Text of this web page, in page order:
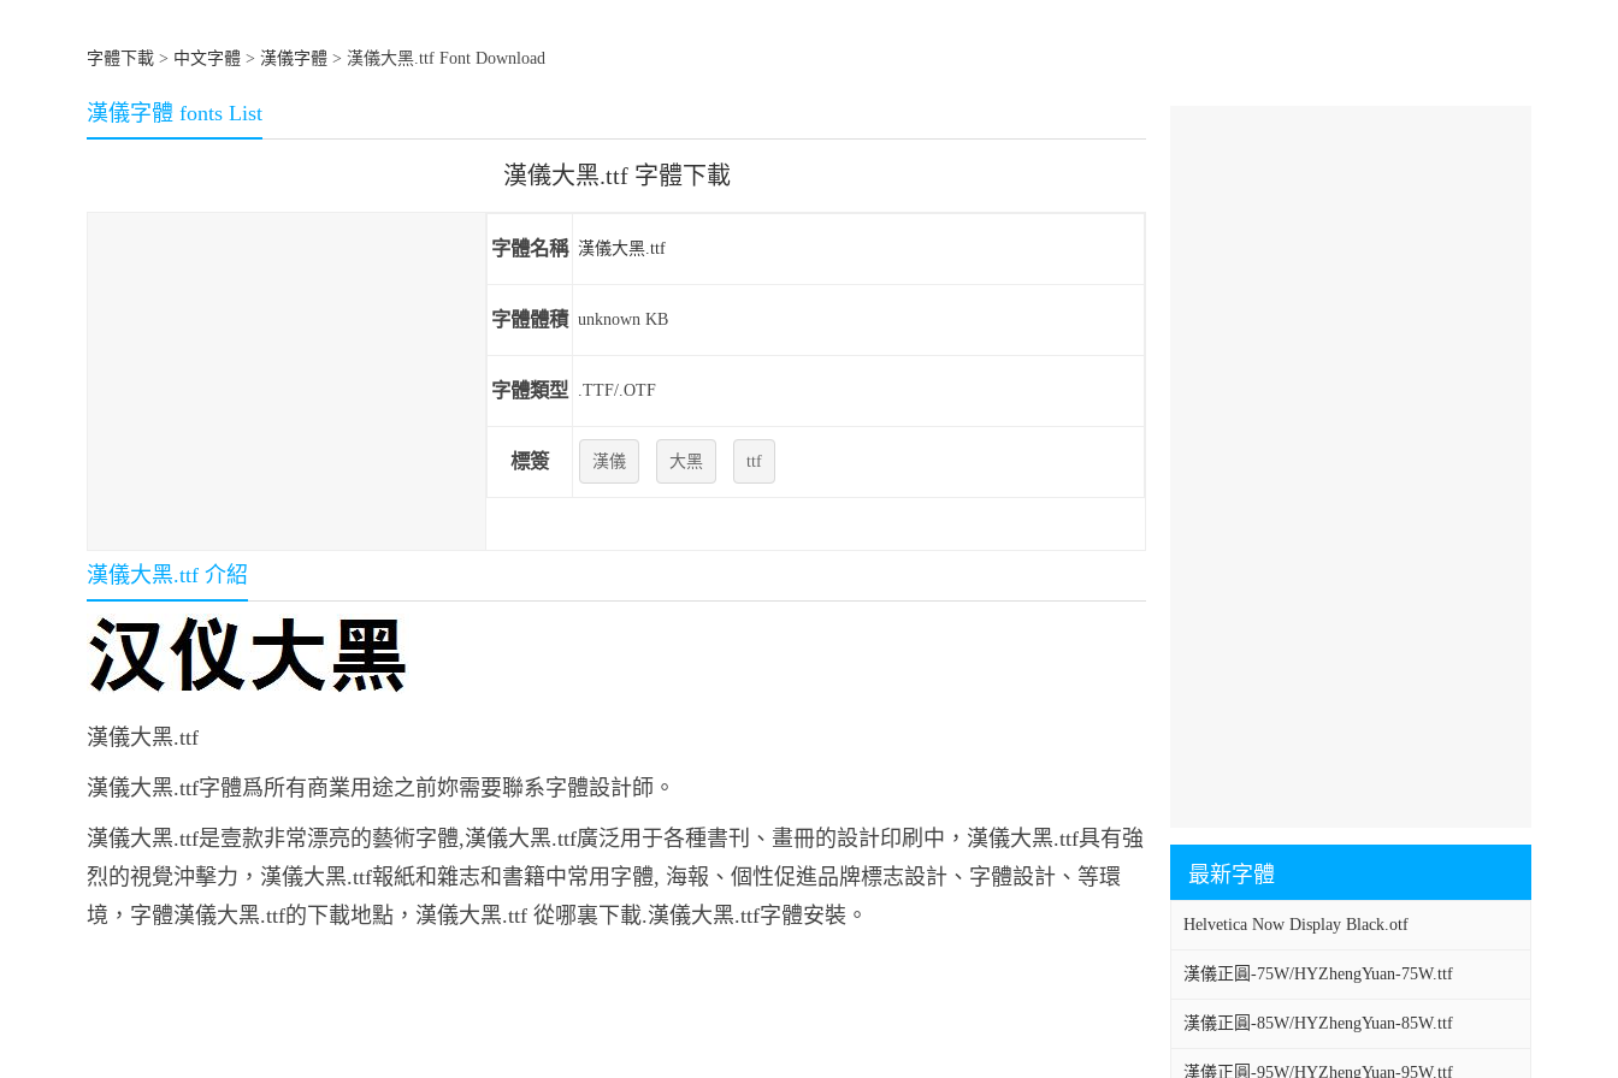
字體下載 > 中文字體 > 漢儀字體 > 漢儀大黑.ttf Font Download
最新字體
Helvetica Now Display Black.otf
漢儀正圓-75W/HYZhengYuan-75W.ttf
漢儀正圓-85W/HYZhengYuan-85W.ttf
漢儀正圓-95W/HYZhengYuan-95W.ttf
漢儀字體 fonts List
漢儀大黑.ttf 字體下載
字體名稱 漢儀大黑.ttf
字體體積 unknown KB
字體類型 .TTF/.OTF
標簽 漢儀 大黑 ttf
漢儀大黑.ttf 介紹
漢儀大黑.ttf
漢儀大黑.ttf字體爲所有商業用途之前妳需要聯系字體設計師。
漢儀大黑.ttf是壹款非常漂亮的藝術字體,漢儀大黑.ttf廣泛用于各種書刊、畫冊的設計印刷中，漢儀大黑.ttf具有強
烈的視覺沖擊力，漢儀大黑.ttf報紙和雜志和書籍中常用字體, 海報、個性促進品牌標志設計、字體設計、等環
境，字體漢儀大黑.ttf的下載地點，漢儀大黑.ttf 從哪裏下載.漢儀大黑.ttf字體安裝。